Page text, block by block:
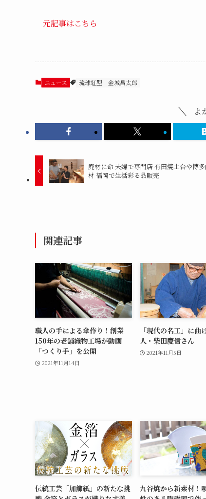
元記事はこちら
ニュース 琉球紅型 金城昌太郎
よ
廃材に命 夫婦で専門店 有田焼土台や博
材 福岡で生活彩る品販売
関連記事
職人の手による傘作り！創業
150年の老舗織物工場が動画
「つくり手」を公開
2021年11月14日
「現代の名工」に曲
人・柴田慶信さん
2021年11月5日
伝統工芸「加飾紙」の新たな挑
九谷焼から新素材！